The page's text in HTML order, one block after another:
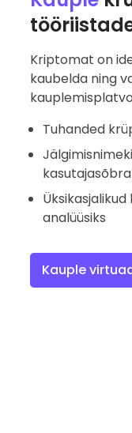
Kriptomat on
kaubelda ning
Tuhanded
analüüsiks
Kauple